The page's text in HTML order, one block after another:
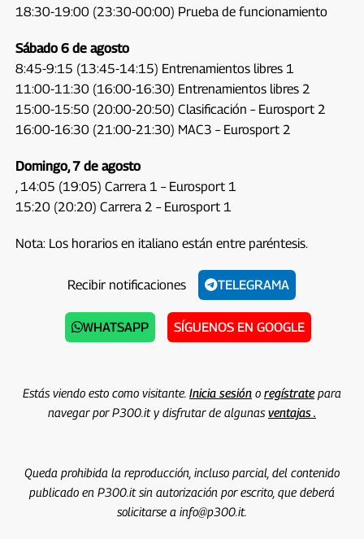
18:30-19:00 (23:30-00:00) Prueba de funcionamiento
Sábado 6 de agosto
8:45-9:15 (13:45-14:15) Entrenamientos libres 1
11:00-11:30 (16:00-16:30) Entrenamientos libres 2
15:00-15:50 (20:00-20:50) Clasificación – Eurosport 2
16:00-16:30 (21:00-21:30) MAC3 – Eurosport 2
Domingo, 7 de agosto
, 14:05 (19:05) Carrera 1 – Eurosport 1
15:20 (20:20) Carrera 2 – Eurosport 1
Nota: Los horarios en italiano están entre paréntesis.
Recibir notificaciones TELEGRAMA
WHATSAPP SÍGUENOS EN GOOGLE
Estás viendo esto como visitante. Inicia sesióno regístratepara
navegar por P300.it y disfrutar de algunasventajas .
Queda prohibida la reproducción, incluso parcial, del contenido
publicado en P300.it sin autorización por escrito, que deberá
solicitarse a info@p300.it.